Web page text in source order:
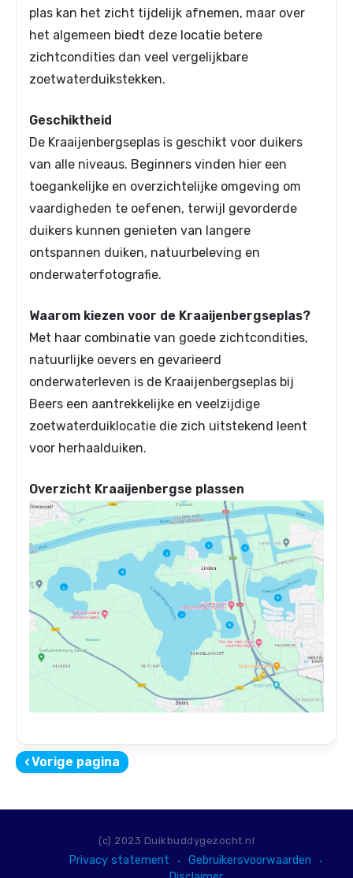
plas kan het zicht tijdelijk afnemen, maar over
het algemeen biedt deze locatie betere
zichtcondities dan veel vergelijkbare
zoetwaterduikstekken.
Geschiktheid
De Kraaijenbergseplas is geschikt voor duikers
van alle niveaus. Beginners vinden hier een
toegankelijke en overzichtelijke omgeving om
vaardigheden te oefenen, terwijl gevorderde
duikers kunnen genieten van langere
ontspannen duiken, natuurbeleving en
onderwaterfotografie.
Waarom kiezen voor de Kraaijenbergseplas?
Met haar combinatie van goede zichtcondities,
natuurlijke oevers en gevarieerd
onderwaterleven is de Kraaijenbergseplas bij
Beers een aantrekkelijke en veelzijdige
zoetwaterduiklocatie die zich uitstekend leent
voor herhaalduiken.
Overzicht Kraaijenbergse plassen
‹Vorige pagina
(c) 2023 Duikbuddygezocht.nl
Privacy statement
Gebruikersvoorwaarden